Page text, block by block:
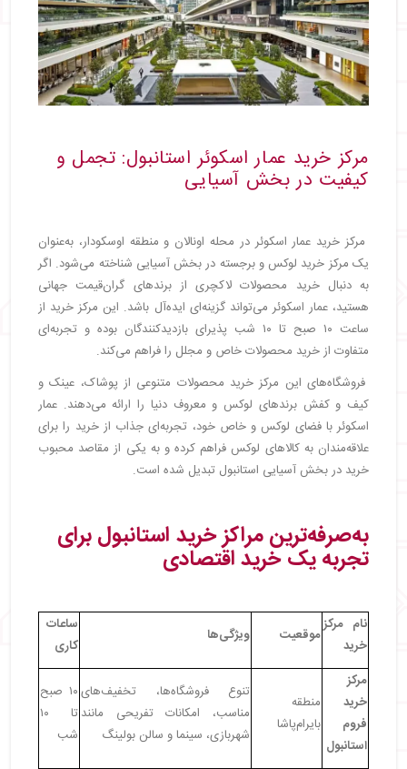
مرکز خرید عمار اسکوئر استانبول: تجمل و
کیفیت در بخش آسیایی
مرکز خرید عمار اسکوئر در محله اونالان و منطقه اوسکودار، به‌عنوان
یک مرکز خرید لوکس و برجسته در بخش آسیایی شناخته می‌شود. اگر
به دنبال خرید محصولات لاکچری از برندهای گران‌قیمت جهانی
هستید، عمار اسکوئر می‌تواند گزینه‌ای ایده‌آل باشد. این مرکز خرید از
ساعت ۱۰ صبح تا ۱۰ شب پذیرای بازدیدکنندگان بوده و تجربه‌ای
متفاوت از خرید محصولات خاص و مجلل را فراهم می‌کند.
فروشگاه‌های این مرکز خرید محصولات متنوعی از پوشاک، عینک و
کیف و کفش برندهای لوکس و معروف دنیا را ارائه می‌دهند. عمار
اسکوئر با فضای لوکس و خاص خود، تجربه‌ای جذاب از خرید را برای
علاقه‌مندان به کالاهای لوکس فراهم کرده و به یکی از مقاصد محبوب
خرید در بخش آسیایی استانبول تبدیل شده است.
به‌صرفه‌ترین مراکز خرید استانبول برای
تجربه یک خرید اقتصادی
نام مرکز
خرید
موقعیت ویژگی‌ها
ساعات
کاری
مرکز
خرید
فروم
استانبول
منطقه
بایرام‌پاشا
تنوع فروشگاه‌ها، تخفیف‌های
مناسب، امکانات تفریحی مانند
شهربازی، سینما و سالن بولینگ
۱۰ صبح
تا ۱۰
شب